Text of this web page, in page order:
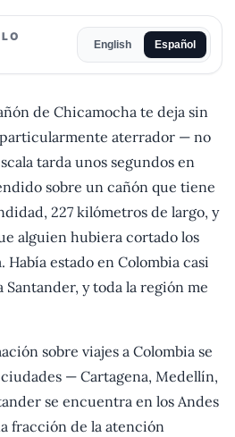
English Español
de Chicamocha te deja sin
aterrador — no
tarda unos segundos en
sobre un cañón que tiene
227 kilómetros de largo, y
alguien hubiera cortado los
estado en Colombia casi
Santander, y toda la región me
sobre viajes a Colombia se
— Cartagena, Medellín,
se encuentra en los Andes
fracción de la atención